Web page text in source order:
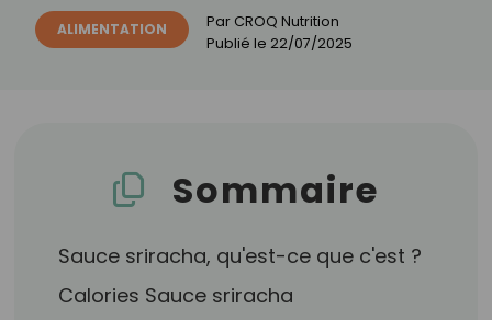
ALIMENTATION Par CROQ Nutrition
Publié le 22/07/2025
Sommaire
Sauce sriracha, qu'est-ce que c'est ?
Calories Sauce sriracha